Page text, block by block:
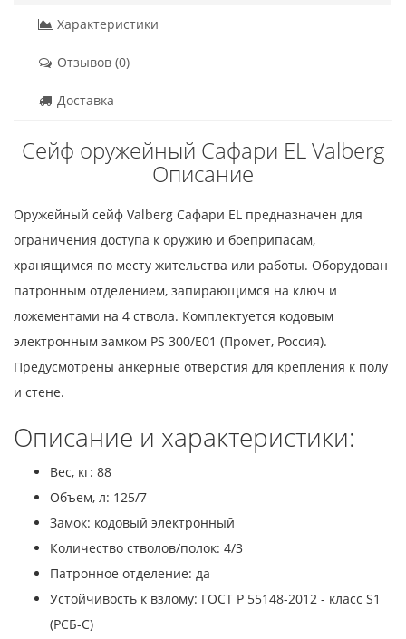
Характеристики
Отзывов (0)
Доставка
Сейф оружейный Сафари EL Valberg
Описание
Оружейный сейф Valberg Сафари EL предназначен для
ограничения доступа к оружию и боеприпасам,
хранящимся по месту жительства или работы. Оборудован
патронным отделением, запирающимся на ключ и
ложементами на 4 ствола. Комплектуется кодовым
электронным замком PS 300/E01 (Промет, Россия).
Предусмотрены анкерные отверстия для крепления к полу
и стене.
Описание и характеристики:
Вес, кг: 88
Объем, л: 125/7
Замок: кодовый электронный
Количество стволов/полок: 4/3
Патронное отделение: да
Устойчивость к взлому: ГОСТ Р 55148-2012 - класс S1
(РСБ-С)